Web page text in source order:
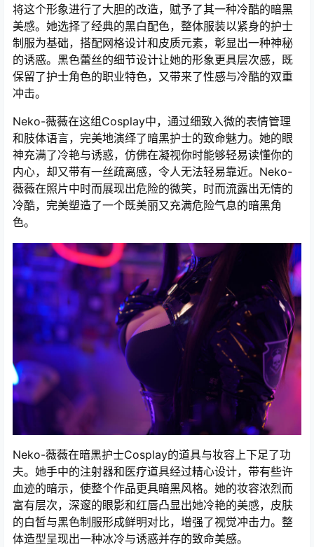
将这个形象进行了大胆的改造，赋予了其一种冷酷的暗黑
美感。她选择了经典的黑白配色，整体服装以紧身的护士
制服为基础，搭配网格设计和皮质元素，彰显出一种神秘
的诱惑。黑色蕾丝的细节设计让她的形象更具层次感，既
保留了护士角色的职业特色，又带来了性感与冷酷的双重
冲击。
Neko-薇薇在这组Cosplay中，通过细致入微的表情管理
和肢体语言，完美地演绎了暗黑护士的致命魅力。她的眼
神充满了冷艳与诱惑，仿佛在凝视你时能够轻易读懂你的
内心，却又带有一丝疏离感，令人无法轻易靠近。Neko-
薇薇在照片中时而展现出危险的微笑，时而流露出无情的
冷酷，完美塑造了一个既美丽又充满危险气息的暗黑角
色。
Neko-薇薇在暗黑护士Cosplay的道具与妆容上下足了功
夫。她手中的注射器和医疗道具经过精心设计，带有些许
血迹的暗示，使整个作品更具暗黑风格。她的妆容浓烈而
富有层次，深邃的眼影和红唇凸显出她冷艳的美感，皮肤
的白皙与黑色制服形成鲜明对比，增强了视觉冲击力。整
体造型呈现出一种冰冷与诱惑并存的致命美感。